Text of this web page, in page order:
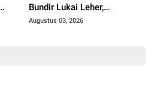
Bundir Lukai Leher,
Sebelumnya Pernah Potong
Augustus 03, 2026